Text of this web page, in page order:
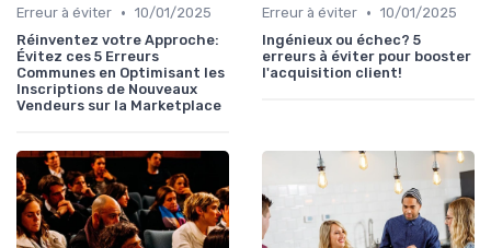
Erreur à éviter • 10/01/2025
Réinventez votre Approche:
Évitez ces 5 Erreurs
Communes en Optimisant les
Inscriptions de Nouveaux
Vendeurs sur la Marketplace
Erreur à éviter • 10/01/2025
Ingénieux ou échec? 5
erreurs à éviter pour booster
l'acquisition client!